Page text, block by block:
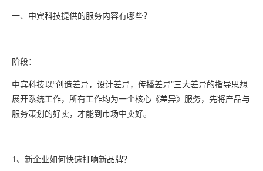
一、中宾科技提供的服务内容有哪些？
阶段：
中宾科技以“创造差异，设计差异，传播差异”三大差异的指导思想
展开系统工作，所有工作均为一个核心《差异》服务，先将产品与
服务策划的好卖，才能到市场中卖好。
1、新企业如何快速打响新品牌？